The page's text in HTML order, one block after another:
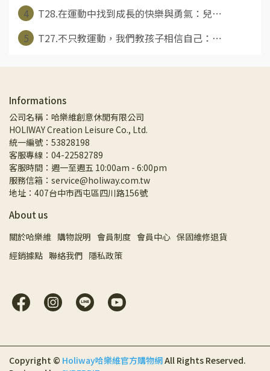
4
T28.在運動中找到成長的快樂與勇氣：兒⋯
5
T27.不只教運動，我們教孩子相信自己：⋯
Informations
公司名稱：哈樂維創意休閒有限公司
HOLIWAY Creation Leisure Co., Ltd.
統一編號：53828198
客服專線：04-22582789
客服時間：週一至週五 10:00am - 6:00pm
服務信箱：service@holiway.com.tw
地址：407台中市西屯區四川路156號
About us
關於哈樂維 購物說明 會員制度 會員中心 保固維修退貨
經銷據點 聯絡我們 隱私政策
Copyright © Holiway哈樂維官方購物網All Rights Reserved.